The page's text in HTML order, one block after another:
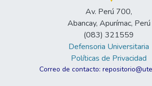
Av. Perú 700,
Abancay, Apurímac, Perú
(083) 321559
Defensoria Universitaria
Políticas de Privacidad
Correo de contacto: